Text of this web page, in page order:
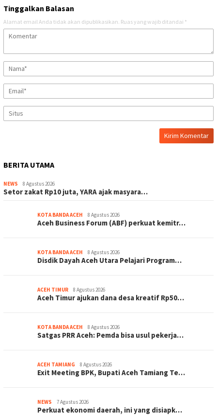
Tinggalkan Balasan
Alamat email Anda tidak akan dipublikasikan. Ruas yang wajib ditandai *
BERITA UTAMA
NEWS 8 Agustus 2026
Setor zakat Rp10 juta, YARA ajak masyara…
KOTA BANDA ACEH 8 Agustus 2026
Aceh Business Forum (ABF) perkuat kemitr…
KOTA BANDA ACEH 8 Agustus 2026
Disdik Dayah Aceh Utara Pelajari Program…
ACEH TIMUR 8 Agustus 2026
Aceh Timur ajukan dana desa kreatif Rp50…
KOTA BANDA ACEH 8 Agustus 2026
Satgas PRR Aceh: Pemda bisa usul pekerja…
ACEH TAMIANG 8 Agustus 2026
Exit Meeting BPK, Bupati Aceh Tamiang Te…
NEWS 7 Agustus 2026
Perkuat ekonomi daerah, ini yang disiapk…